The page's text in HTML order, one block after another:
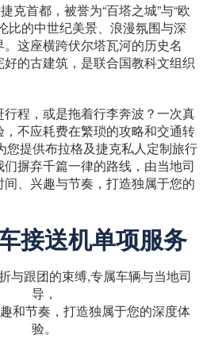
克首都，被誉为“百塔之城”与“欧
比的中世纪美景、浪漫氛围与深
这座横跨伏尔塔瓦河的历史名
的古建筑，是联合国教科文组织
程，或是拖着行李奔波？一次真
不应耗费在繁琐的攻略和交通转
您提供布拉格及捷克私人定制旅行
摒弃千篇一律的路线，由当地司
、兴趣与节奏，打造独属于您的
接送机单项服务
与跟团的束缚,专属车辆与当地司
导，
和节奏，打造独属于您的深度体
验。